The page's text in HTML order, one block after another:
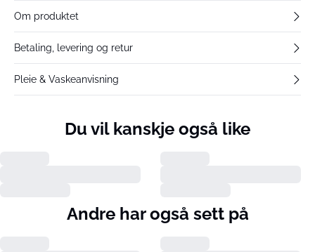
Om produktet
Betaling, levering og retur
Pleie & Vaskeanvisning
Du vil kanskje også like
Andre har også sett på